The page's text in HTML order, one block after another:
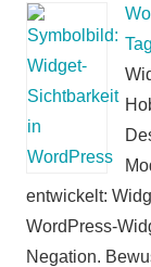
entwickelt:
WordPress-
Negation.